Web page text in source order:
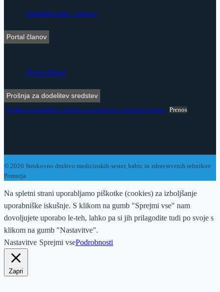
Izobraževanje - prijava
Portal članov
Portal članov
Prošnja za dodelitev sredstev
Prošnja za dodelitev sredstev za strokovno izpopolnjevanje Prenos
© 2026 Strokovno društvo medicinskih sester, babic in zdravstvenih tehnikov
Pomurja
Na spletni strani uporabljamo piškotke (cookies) za izboljšanje
uporabniške iskušnje. S klikom na gumb "Sprejmi vse" nam
dovoljujete uporabo le-teh, lahko pa si jih prilagodite tudi po svoje s
klikom na gumb "Nastavitve".
Nastavitve Sprejmi vsePodrobnosti
Zapri